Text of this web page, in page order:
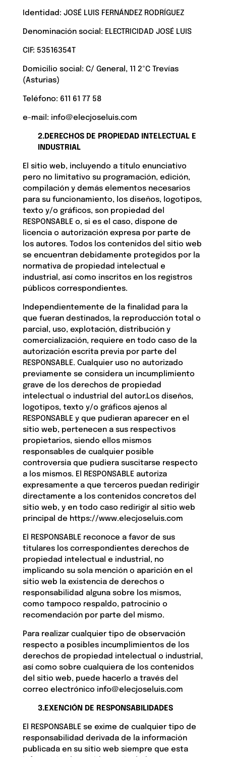
Identidad: JOSÉ LUIS FERNÁNDEZ RODRÍGUEZ
Denominación social: ELECTRICIDAD JOSÉ LUIS
CIF: 53516354T
Domicilio social: C/ General, 11 2ºC Trevías
(Asturias)
Teléfono: 611 61 77 58
e-mail: info@elecjoseluis.com
2.DERECHOS DE PROPIEDAD INTELECTUAL E
INDUSTRIAL
El sitio web, incluyendo a título enunciativo
pero no limitativo su programación, edición,
compilación y demás elementos necesarios
para su funcionamiento, los diseños, logotipos,
texto y/o gráficos, son propiedad del
RESPONSABLE o, si es el caso, dispone de
licencia o autorización expresa por parte de
los autores. Todos los contenidos del sitio web
se encuentran debidamente protegidos por la
normativa de propiedad intelectual e
industrial, así como inscritos en los registros
públicos correspondientes.
Independientemente de la finalidad para la
que fueran destinados, la reproducción total o
parcial, uso, explotación, distribución y
comercialización, requiere en todo caso de la
autorización escrita previa por parte del
RESPONSABLE. Cualquier uso no autorizado
previamente se considera un incumplimiento
grave de los derechos de propiedad
intelectual o industrial del autor.Los diseños,
logotipos, texto y/o gráficos ajenos al
RESPONSABLE y que pudieran aparecer en el
sitio web, pertenecen a sus respectivos
propietarios, siendo ellos mismos
responsables de cualquier posible
controversia que pudiera suscitarse respecto
a los mismos. El RESPONSABLE autoriza
expresamente a que terceros puedan redirigir
directamente a los contenidos concretos del
sitio web, y en todo caso redirigir al sitio web
principal de https://www.elecjoseluis.com
El RESPONSABLE reconoce a favor de sus
titulares los correspondientes derechos de
propiedad intelectual e industrial, no
implicando su sola mención o aparición en el
sitio web la existencia de derechos o
responsabilidad alguna sobre los mismos,
como tampoco respaldo, patrocinio o
recomendación por parte del mismo.
Para realizar cualquier tipo de observación
respecto a posibles incumplimientos de los
derechos de propiedad intelectual o industrial,
así como sobre cualquiera de los contenidos
del sitio web, puede hacerlo a través del
correo electrónico info@elecjoseluis.com
3.EXENCIÓN DE RESPONSABILIDADES
El RESPONSABLE se exime de cualquier tipo de
responsabilidad derivada de la información
publicada en su sitio web siempre que esta